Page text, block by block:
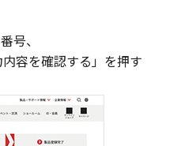
号、
容を確認する」を押す